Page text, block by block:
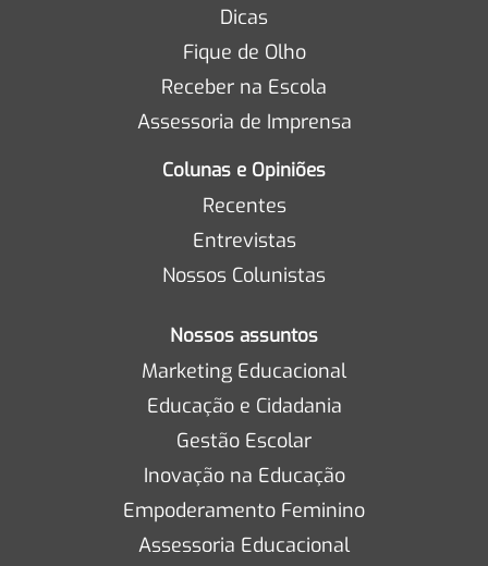
Dicas
Fique de Olho
Receber na Escola
Assessoria de Imprensa
Colunas e Opiniões
Recentes
Entrevistas
Nossos Colunistas
Nossos assuntos
Marketing Educacional
Educação e Cidadania
Gestão Escolar
Inovação na Educação
Empoderamento Feminino
Assessoria Educacional